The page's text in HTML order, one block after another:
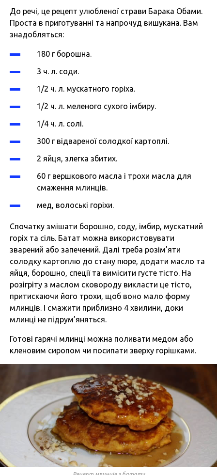
До речі, це рецепт улюбленої страви Барака Обами.
Проста в приготуванні та напрочуд вишукана. Вам
знадобляться:
180 г борошна.
3 ч. л. соди.
1/2 ч. л. мускатного горіха.
1/2 ч. л. меленого сухого імбиру.
1/4 ч. л. солі.
300 г відвареної солодкої картоплі.
2 яйця, злегка збитих.
60 г вершкового масла і трохи масла для
смаження млинців.
мед, волоські горіхи.
Спочатку змішати борошно, соду, імбир, мускатний
горіх та сіль. Батат можна використовувати
зварений або запечений. Далі треба розім’яти
солодку картоплю до стану пюре, додати масло та
яйця, борошно, спеції та вимісити густе тісто. На
розігріту з маслом сковороду викласти це тісто,
притискаючи його трохи, щоб воно мало форму
млинців. І смажити приблизно 4 хвилини, доки
млинці не підрум’яняться.
Готові гарячі млинці можна поливати медом або
кленовим сиропом чи посипати зверху горішками.